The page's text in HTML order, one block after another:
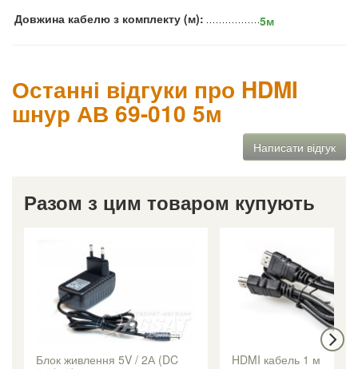
Довжина кабелю з комплекту (м): 5м
Останні відгуки про HDMI
шнур АВ 69-010 5м
Написати відгук
Разом з цим товаром купують
Блок живлення 5V / 2А (DC
HDMI кабель 1 м